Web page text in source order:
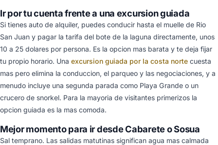
Ir por tu cuenta frente a una excursion guiada
Si tienes auto de alquiler, puedes conducir hasta el muelle de Rio
San Juan y pagar la tarifa del bote de la laguna directamente, unos
10 a 25 dolares por persona. Es la opcion mas barata y te deja fijar
tu propio horario. Una excursion guiada por la costa norte cuesta
mas pero elimina la conduccion, el parqueo y las negociaciones, y a
menudo incluye una segunda parada como Playa Grande o un
crucero de snorkel. Para la mayoria de visitantes primerizos la
opcion guiada es la mas comoda.
Mejor momento para ir desde Cabarete o Sosua
Sal temprano. Las salidas matutinas significan agua mas calmada